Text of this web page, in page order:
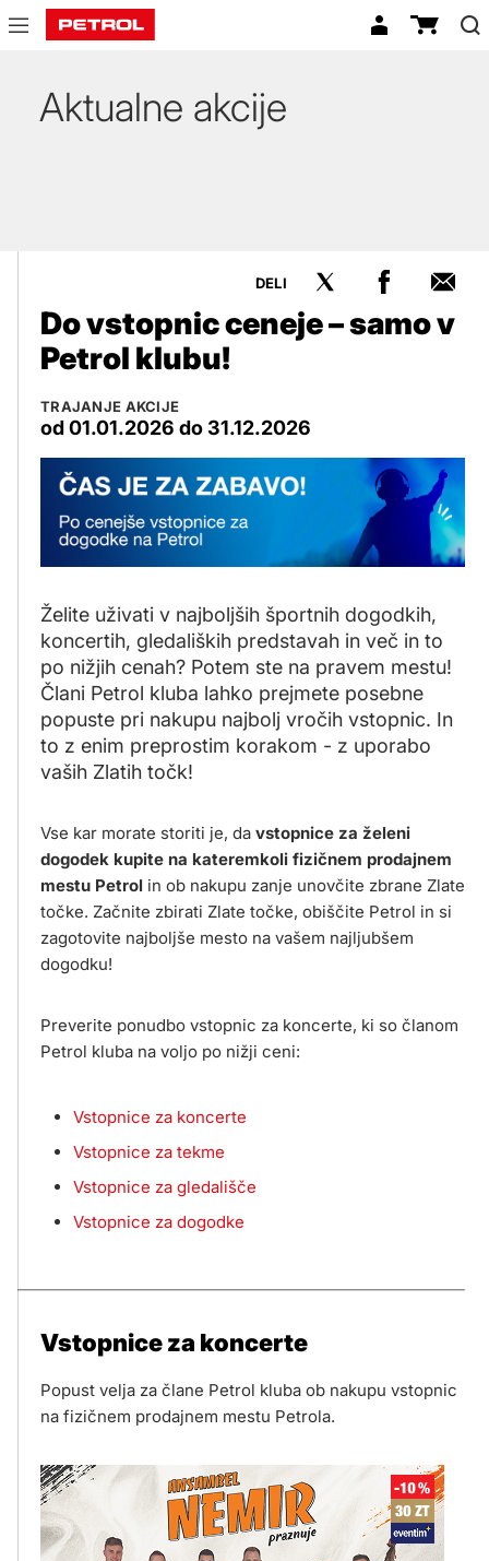
Akcije
Aktualne akcije
Do vstopnic ceneje – samo v
Petrol klubu!
DELI
TRAJANJE AKCIJE
od 01.01.2026 do 31.12.2026
Želite uživati v najboljših športnih dogodkih,
koncertih, gledaliških predstavah in več in to
po nižjih cenah? Potem ste na pravem mestu!
Člani Petrol kluba lahko prejmete posebne
popuste pri nakupu najbolj vročih vstopnic. In
to z enim preprostim korakom - z uporabo
vaših Zlatih točk!
Vse kar morate storiti je, da vstopnice za želeni
dogodek kupite na kateremkoli fizičnem prodajnem
mestu Petrol in ob nakupu zanje unovčite zbrane Zlate
točke. Začnite zbirati Zlate točke, obiščite Petrol in si
zagotovite najboljše mesto na vašem najljubšem
dogodku!
Preverite ponudbo vstopnic za koncerte, ki so članom
Petrol kluba na voljo po nižji ceni:
Vstopnice za koncerte
Vstopnice za tekme
Vstopnice za gledališče
Vstopnice za dogodke
Vstopnice za koncerte
Popust velja za člane Petrol kluba ob nakupu vstopnic
na fizičnem prodajnem mestu Petrola.